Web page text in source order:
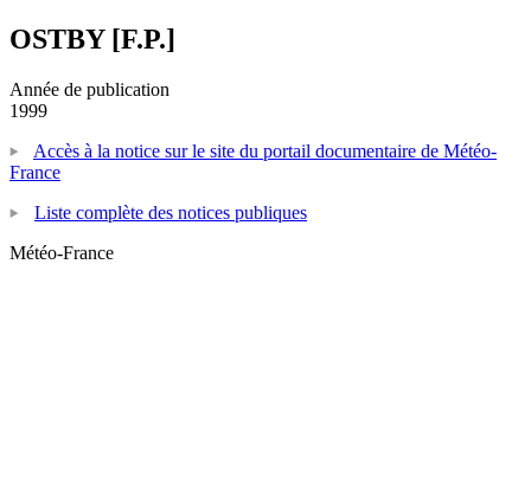
OSTBY [F.P.]
Année de publication
1999
Accès à la notice sur le site du portail documentaire de Météo-
France
Liste complète des notices publiques
Météo-France